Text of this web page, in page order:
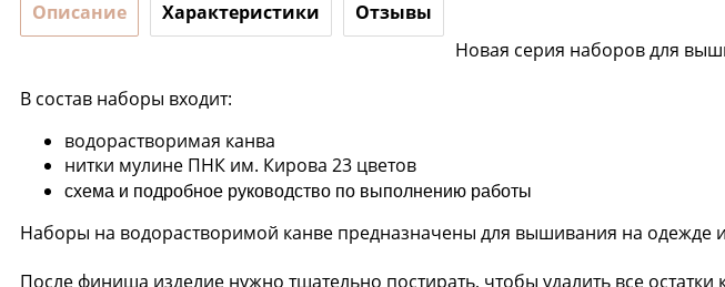
Описание Характеристики Отзывы
Новая серия наборов для
В состав наборы входит:
водорастворимая канва
нитки мулине ПНК им. Кирова 23 цветов
схема и подробное руководство по выполнению работы
Наборы на водорастворимой канве предназначены для вышивания на одежде
После финиша изделие нужно тщательно постирать, чтобы удалить все остатки